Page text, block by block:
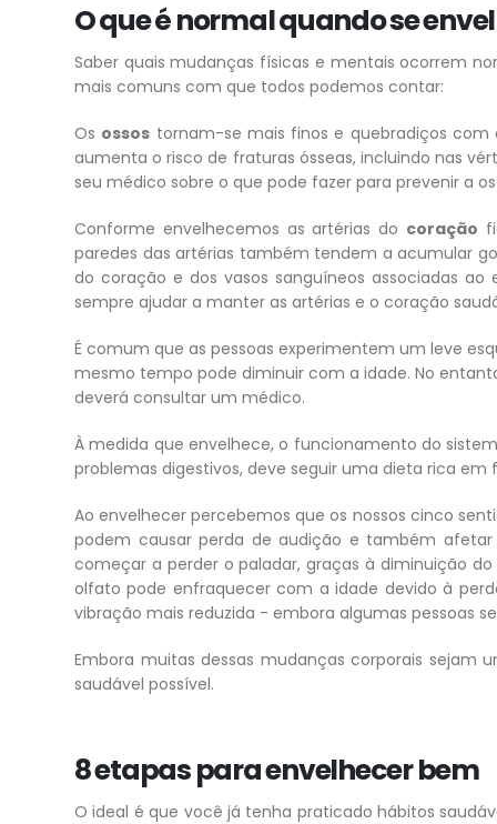
O que é normal quando se
Saber quais mudanças físicas e mentais ocorrem
mais comuns com que todos podemos contar:
Os ossos tornam-se mais finos e quebradiços com
aumenta o risco de fraturas ósseas, incluindo nas
seu médico sobre o que pode fazer para prevenir a
Conforme envelhecemos as artérias do coração
paredes das artérias também tendem a acumular
do coração e dos vasos sanguíneos associadas
sempre ajudar a manter as artérias e o coração
É comum que as pessoas experimentem um leve
mesmo tempo pode diminuir com a idade. No
deverá consultar um médico.
À medida que envelhece, o funcionamento do
problemas digestivos, deve seguir uma dieta rica
Ao envelhecer percebemos que os nossos cinco
podem causar perda de audição e também afetar
começar a perder o paladar, graças à diminuição
olfato pode enfraquecer com a idade devido à
vibração mais reduzida - embora algumas pessoas
Embora muitas dessas mudanças corporais
saudável possível.
8 etapas para envelhecer bem
O ideal é que você já tenha praticado hábitos